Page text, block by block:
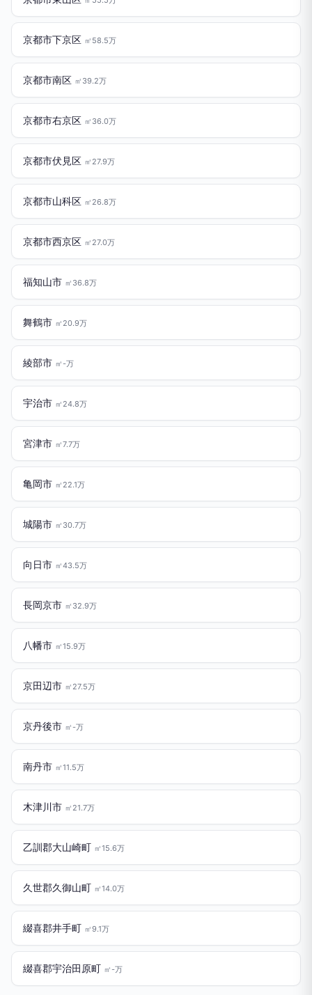
京都市下京区 ㎡58.5万
京都市南区 ㎡39.2万
京都市右京区 ㎡36.0万
京都市伏見区 ㎡27.9万
京都市山科区 ㎡26.8万
京都市西京区 ㎡27.0万
福知山市 ㎡36.8万
舞鶴市 ㎡20.9万
綾部市 ㎡-万
宇治市 ㎡24.8万
宮津市 ㎡7.7万
亀岡市 ㎡22.1万
城陽市 ㎡30.7万
向日市 ㎡43.5万
長岡京市 ㎡32.9万
八幡市 ㎡15.9万
京田辺市 ㎡27.5万
京丹後市 ㎡-万
南丹市 ㎡11.5万
木津川市 ㎡21.7万
乙訓郡大山崎町 ㎡15.6万
久世郡久御山町 ㎡14.0万
綴喜郡井手町 ㎡9.1万
綴喜郡宇治田原町 ㎡-万